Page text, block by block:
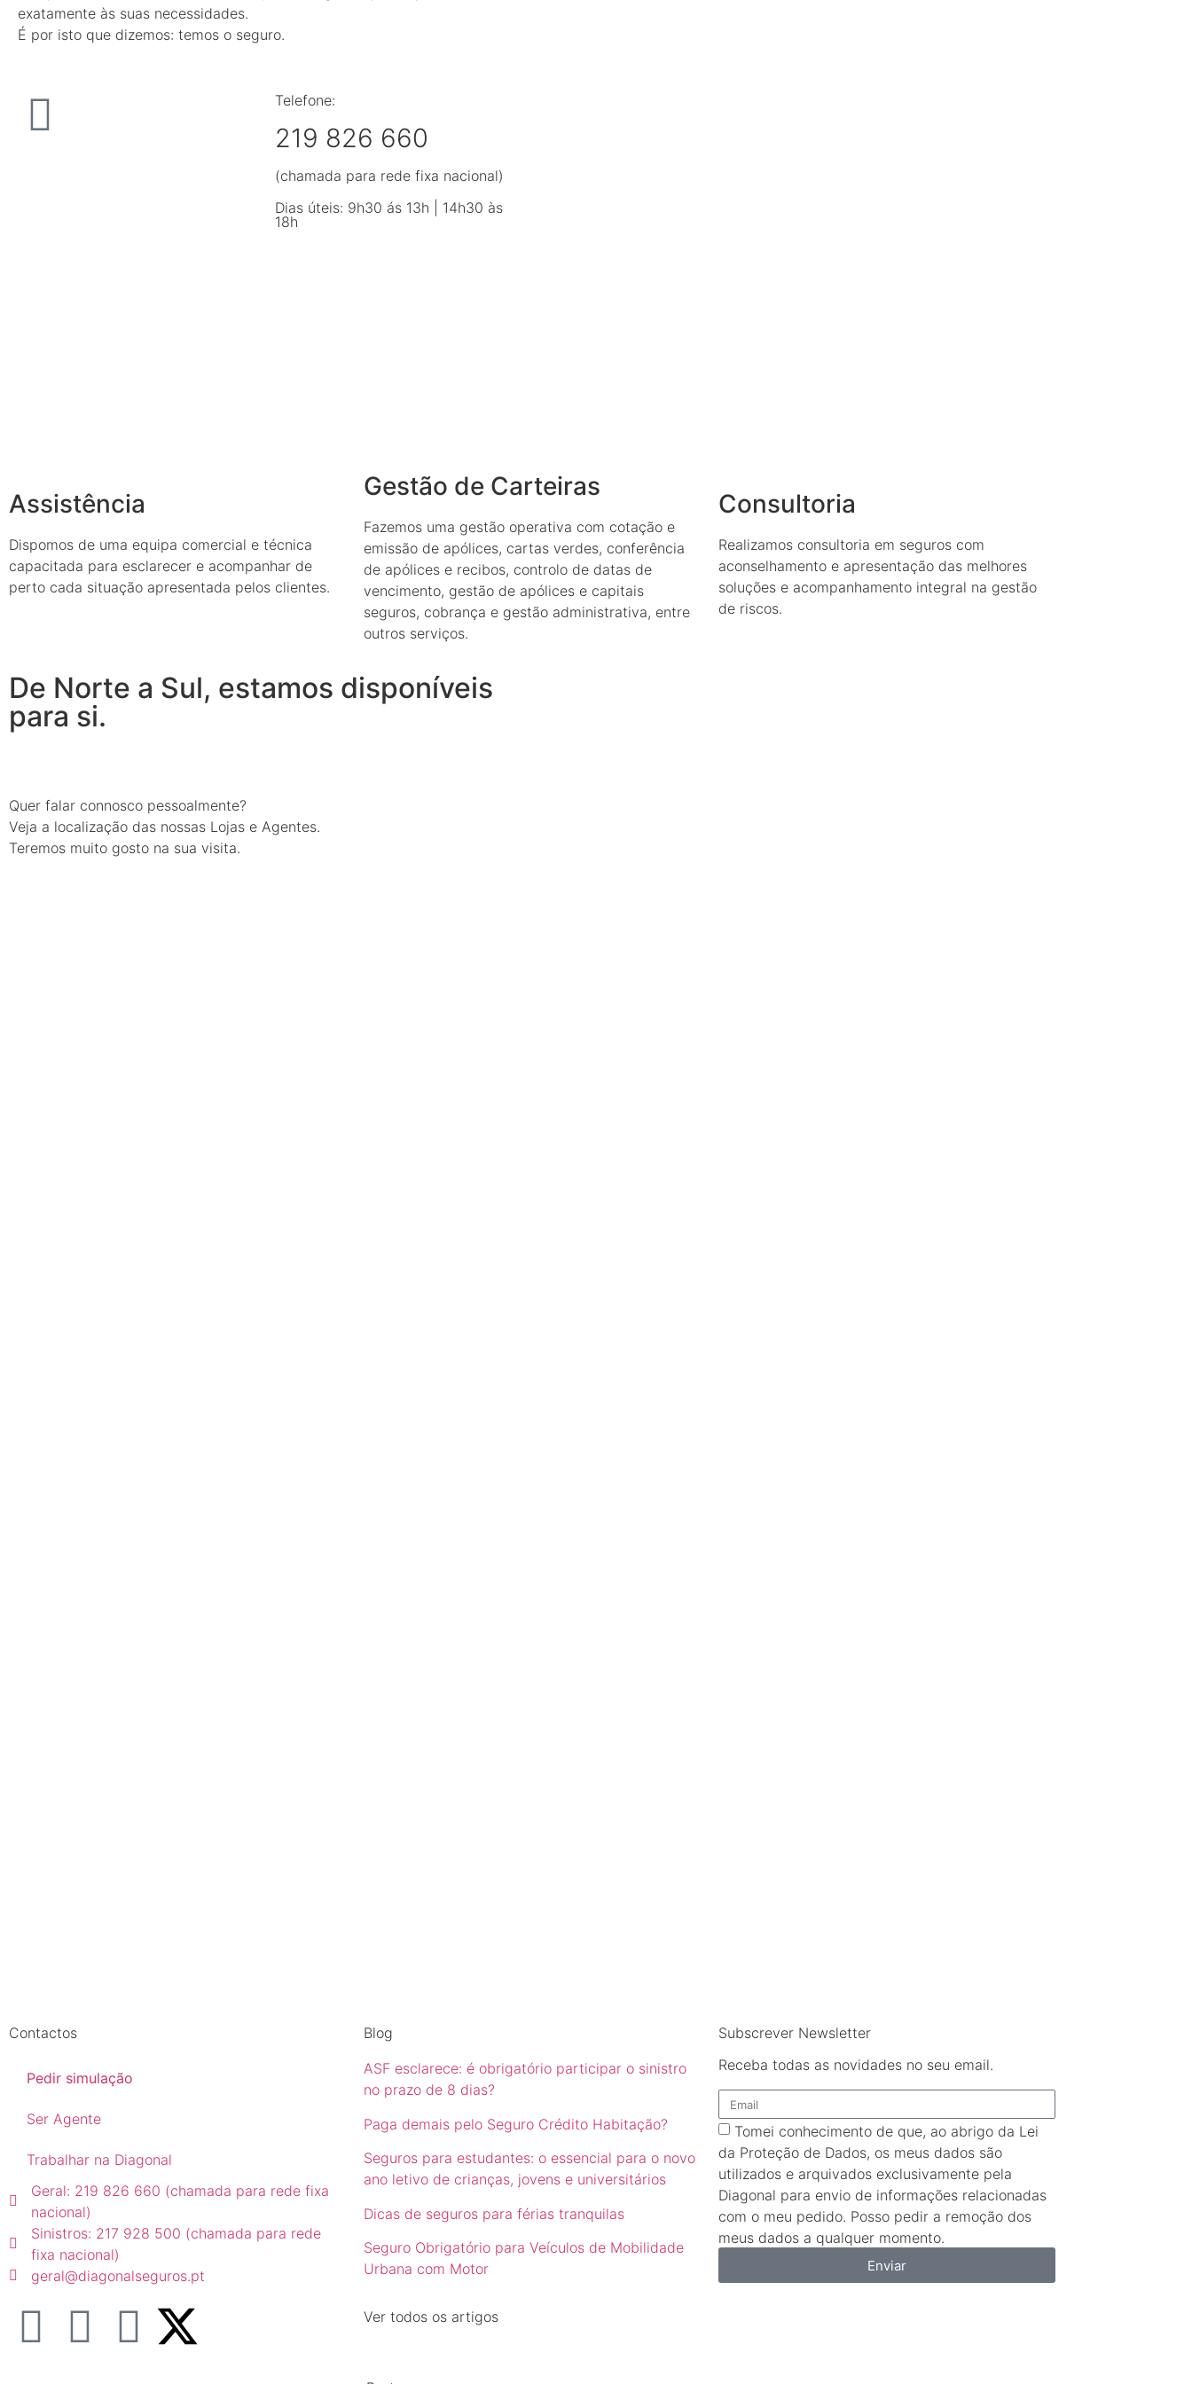
exatamente às suas necessidades.
É por isto que dizemos: temos o seguro.
Telefone:
219 826 660
(chamada para rede fixa nacional)
Dias úteis: 9h30 ás 13h | 14h30 às
18h
Assistência
Dispomos de uma equipa comercial e técnica
capacitada para esclarecer e acompanhar de
perto cada situação apresentada pelos clientes.
Gestão de Carteiras​
Fazemos uma gestão operativa com cotação e
emissão de apólices, cartas verdes, conferência
de apólices e recibos, controlo de datas de
vencimento, gestão de apólices e capitais
seguros, cobrança e gestão administrativa, entre
outros serviços.
Consultoria​
Realizamos consultoria em seguros com
aconselhamento e apresentação das melhores
soluções e acompanhamento integral na gestão
de riscos.
De Norte a Sul, estamos disponíveis
para si.
Quer falar connosco pessoalmente?
Veja a localização das nossas Lojas e Agentes.
Teremos muito gosto na sua visita.
Contactos
Pedir simulação
Ser Agente
Trabalhar na Diagonal
Geral: 219 826 660 (chamada para rede fixa
nacional)
Sinistros: 217 928 500 (chamada para rede
fixa nacional)
geral@diagonalseguros.pt
Blog
ASF esclarece: é obrigatório participar o sinistro
no prazo de 8 dias?
Paga demais pelo Seguro Crédito Habitação?
Seguros para estudantes: o essencial para o novo
ano letivo de crianças, jovens e universitários
Dicas de seguros para férias tranquilas
Seguro Obrigatório para Veículos de Mobilidade
Urbana com Motor
Ver todos os artigos
Subscrever Newsletter
Receba todas as novidades no seu email.
Tomei conhecimento de que, ao abrigo da Lei
da Proteção de Dados, os meus dados são
utilizados e arquivados exclusivamente pela
Diagonal para envio de informações relacionadas
com o meu pedido. Posso pedir a remoção dos
meus dados a qualquer momento.
Enviar